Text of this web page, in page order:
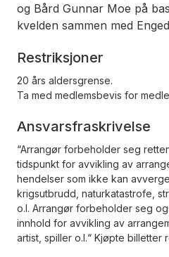
og Bård Gunnar Moe på
kvelden sammen med
Restriksjoner
20 års aldersgrense.
Ta med medlemsbevis for
Ansvarsfraskrivelse
“Arrangør forbeholder seg
tidspunkt for avvikling av
hendelser som ikke kan
krigsutbrudd, naturkatastrofe,
o.l. Arrangør forbeholder seg
innhold for avvikling av
artist, spiller o.l.“ Kjøpte billetter